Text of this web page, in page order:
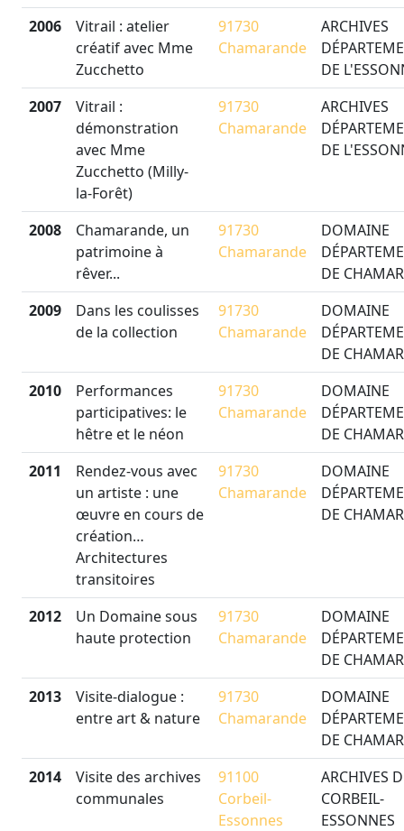
2006
Vitrail : atelier
créatif avec Mme
Zucchetto
91730
Chamarande
ARCHIVES
DE
2007
Vitrail :
démonstration
avec Mme
Zucchetto (Milly-
la-Forêt)
91730
Chamarande
ARCHIVES
DE
2008
Chamarande, un
patrimoine à
rêver...
91730
Chamarande
DOMAINE
DE
2009
Dans les coulisses
de la collection
91730
Chamarande
DOMAINE
DE
2010
Performances
participatives: le
hêtre et le néon
91730
Chamarande
DOMAINE
DE
2011
Rendez-vous avec
un artiste : une
œuvre en cours de
création…
Architectures
transitoires
91730
Chamarande
DOMAINE
DE
2012
Un Domaine sous
haute protection
91730
Chamarande
DOMAINE
DE
2013
Visite-dialogue :
entre art & nature
91730
Chamarande
DOMAINE
DE
2014
Visite des archives
communales
91100
Corbeil-
Essonnes
ARCHIVES
CORBEIL-
ESSONNES